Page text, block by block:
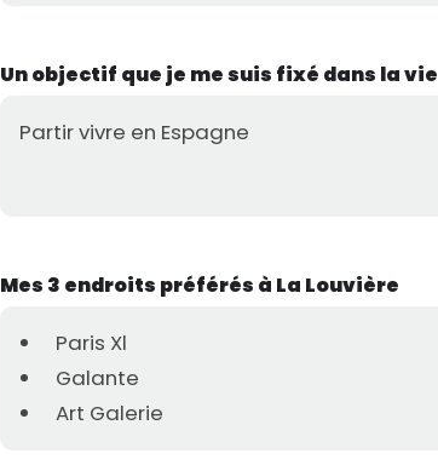
Un objectif que je me suis fixé dans la vie
Partir vivre en Espagne
Mes 3 endroits préférés à La Louvière
Paris Xl
Galante
Art Galerie